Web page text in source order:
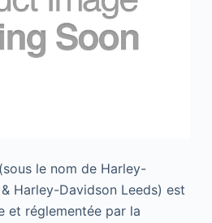
le nom de Harley-
Harley-Davidson Leeds) est
et réglementée par la